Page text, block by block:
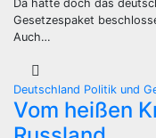
Da hatte doch das
Gesetzespaket
Auch…
Deutschland Politik und
Vom heißen